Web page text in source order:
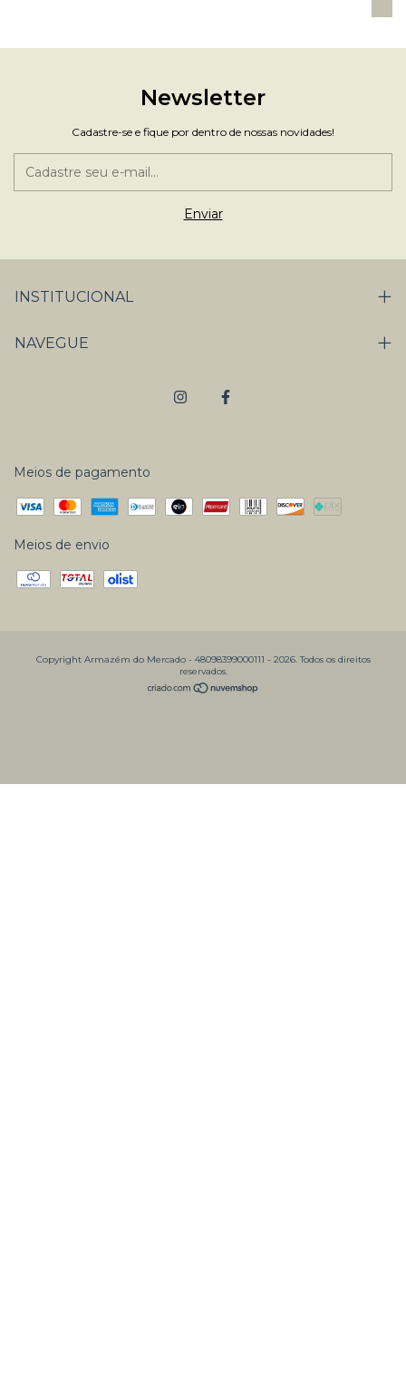
Newsletter
Cadastre-se e fique por dentro de nossas novidades!
INSTITUCIONAL
NAVEGUE
Meios de pagamento
Meios de envio
Copyright Armazém do Mercado - 48098399000111 - 2026. Todos os direitos
reservados.